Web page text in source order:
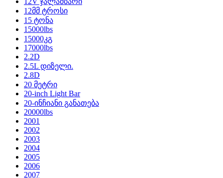
12მმ ტროსი
15 ტონა
15000lbs
15000კგ
17000lbs
2.2D
2.5L დიზელი.
2.8D
20 მეტრი
20-inch Light Bar
20-ინჩიანი განათება
20000lbs
2001
2002
2003
2004
2005
2006
2007